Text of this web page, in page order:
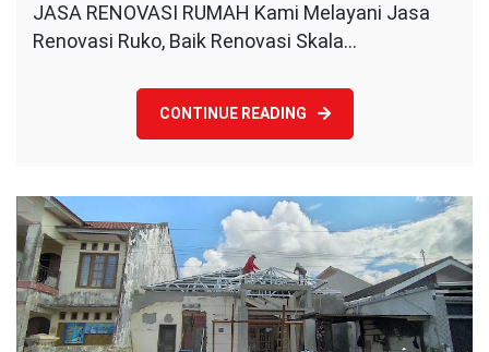
Berkualitas
JASA RENOVASI RUMAH Kami Melayani Jasa
Renovasi Ruko, Baik Renovasi Skala…
CONTINUE READING